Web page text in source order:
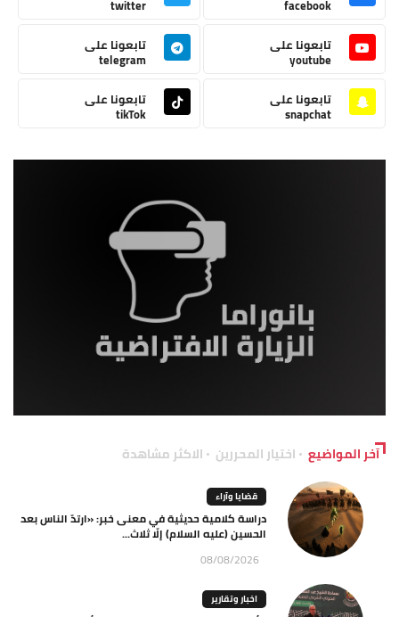
facebook
twitter
تابعونا على
youtube
تابعونا على
telegram
تابعونا على
snapchat
تابعونا على
tikTok
آخر المواضيع اختيار المحررين الاكثر مشاهدة
قضايا وآراء
دراسة كلامية حديثية في معنى خبر: «ارتدّ الناس بعد
الحسين (عليه السلام) إلّا ثلاث...
08/08/2026
اخبار وتقارير